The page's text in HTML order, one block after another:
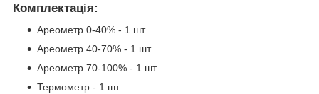
Комплектація:
Ареометр 0-40% - 1 шт.
Ареометр 40-70% - 1 шт.
Ареометр 70-100% - 1 шт.
Термометр - 1 шт.